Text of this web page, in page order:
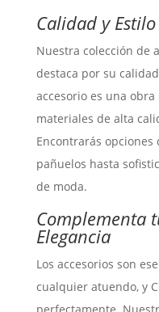
Calidad y
Nuestra colección de
destaca por su
accesorio es una
materiales de alta
Encontrarás opciones
pañuelos hasta
de moda.
Complementa
Elegancia
Los accesorios son
cualquier atuendo, y